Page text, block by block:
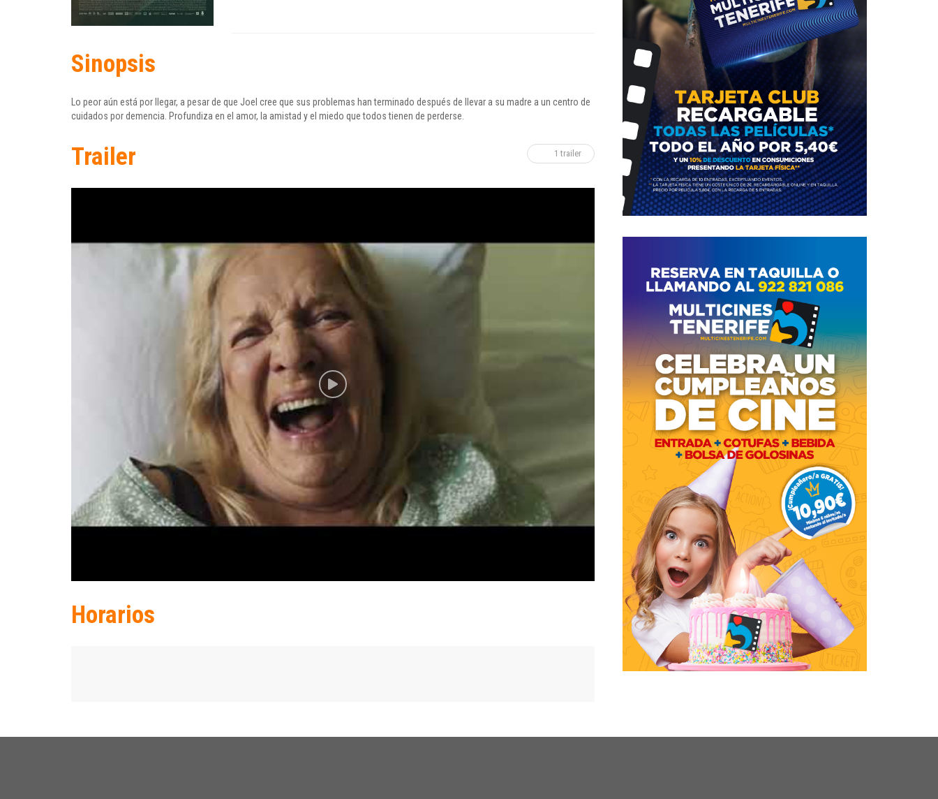
Sinopsis
Lo peor aún está por llegar, a pesar de que Joel cree que sus problemas han terminado después de llevar a su madre a un centro de
cuidados por demencia. Profundiza en el amor, la amistad y el miedo que todos tienen de perderse.
Trailer 1 trailer
Horarios